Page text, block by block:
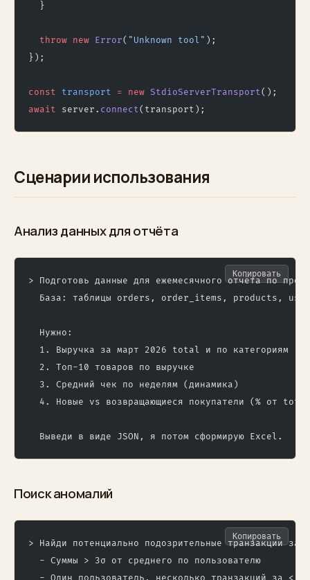
  }
  throw
new Error( "Unknown tool" );
});
const transport = new StdioServerTransport();
await server. connect(transport);
Сценарии использования
Анализ данных для отчёта
> Подготовь данные для ежемесячного отчёта по
База: таблицы orders, order_items, products,
  Нужно:
  1. Выручка за март 2026 total и по категориям
  2. Топ-10 товаров по выручке
  3. Средний чек по неделям (динамика)
4. Новые vs возвращающиеся покупатели (% от
  Выведи в виде JSON, я потом сформирую Excel.
Копировать
Поиск аномалий
> Найди потенциально подозрительные транзакции за
  - Суммы > 3σ от среднего по пользователю
Копировать